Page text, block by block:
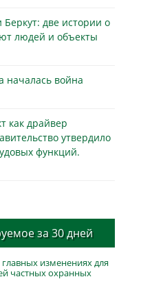
две истории о
людей и объекты
началась война
как драйвер
утвердило
функций.
за 30 дней
изменениях для
частных охранных